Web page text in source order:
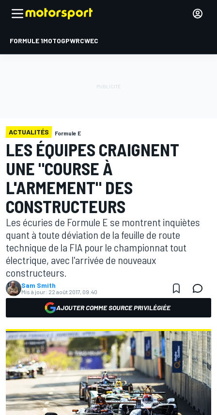
FORMULE 1MOTOGPWRCWEC
ACTUALITÉS Formule E
LES ÉQUIPES CRAIGNENT
UNE "COURSE À
L'ARMEMENT" DES
CONSTRUCTEURS
Les écuries de Formule E se montrent inquiètes
quant à toute déviation de la feuille de route
technique de la FIA pour le championnat tout
électrique, avec l'arrivée de nouveaux
constructeurs.
Sam Smith
Mis à jour: 22 août 2017, 09:40
AJOUTER COMME SOURCE PRIVILÉGIÉE